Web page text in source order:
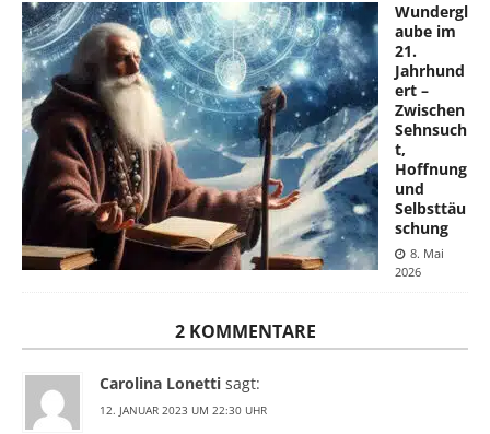
Wundergl
aube im
21.
Jahrhund
ert –
Zwischen
Sehnsuch
t,
Hoffnung
und
Selbsttäu
schung
8. Mai
2026
2 KOMMENTARE
Carolina Lonetti sagt:
12. JANUAR 2023 UM 22:30 UHR